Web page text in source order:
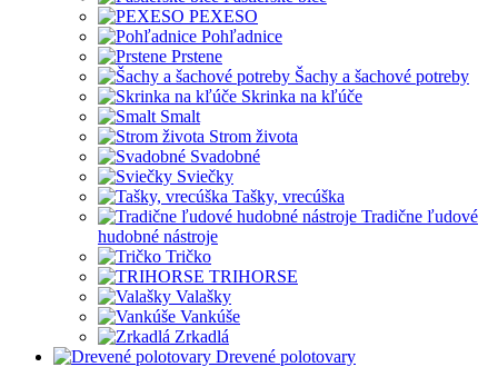
PEXESO
Pohľadnice
Prstene
Šachy a šachové potreby
Skrinka na kľúče
Smalt
Strom života
Svadobné
Sviečky
Tašky, vrecúška
Tradične ľudové
hudobné nástroje
Tričko
TRIHORSE
Valašky
Vankúše
Zrkadlá
Drevené polotovary